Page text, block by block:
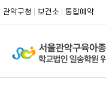
관악구청 보건소 통합예약